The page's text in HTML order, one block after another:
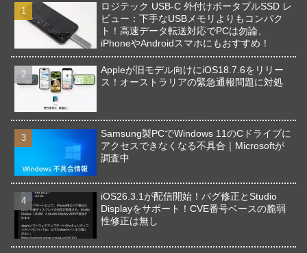
ロジテック USB-C 外付けポータブルSSD レ
ビュー：下手なUSBメモリよりもコンパク
ト！高速データ転送対応でPCは勿論、
iPhoneやAndroidスマホにもおすすめ！
Appleが旧モデル向けにiOS18.7.6をリリー
ス！オーストラリアの緊急通報問題に対処
Samsung製PCでWindows 11のCドライブに
アクセスできなくなる不具合｜Microsoftが
調査中
iOS26.3.1が配信開始！バグ修正とStudio
Displayをサポート！CVE番号ベースの脆弱
性修正は無し